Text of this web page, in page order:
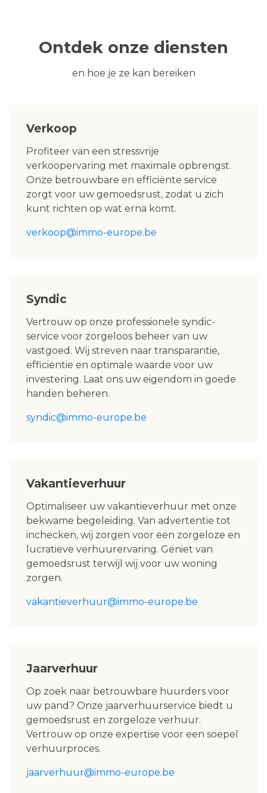
Ontdek onze diensten
en hoe je ze kan bereiken
Verkoop
Profiteer van een stressvrije
verkoopervaring met maximale opbrengst.
Onze betrouwbare en efficiënte service
zorgt voor uw gemoedsrust, zodat u zich
kunt richten op wat erna komt.
verkoop@immo-europe.be
Syndic
Vertrouw op onze professionele syndic-
service voor zorgeloos beheer van uw
vastgoed. Wij streven naar transparantie,
efficiëntie en optimale waarde voor uw
investering. Laat ons uw eigendom in goede
handen beheren.
syndic@immo-europe.be
Vakantieverhuur
Optimaliseer uw vakantieverhuur met onze
bekwame begeleiding. Van advertentie tot
inchecken, wij zorgen voor een zorgeloze en
lucratieve verhuurervaring. Geniet van
gemoedsrust terwijl wij voor uw woning
zorgen.
vakantieverhuur@immo-europe.be
Jaarverhuur
Op zoek naar betrouwbare huurders voor
uw pand? Onze jaarverhuurservice biedt u
gemoedsrust en zorgeloze verhuur.
Vertrouw op onze expertise voor een soepel
verhuurproces.
jaarverhuur@immo-europe.be